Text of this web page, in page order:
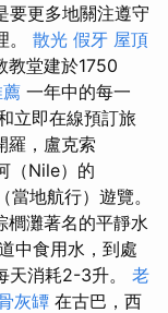
要更多地關注遵守
。 散光 假牙 屋頂
教堂建於1750
一年中的每一
立即在線預訂旅
羅，盧克索
（Nile）的
地航行）遊覽。
櫚灘著名的平靜水
中食用水，到處
天消耗2-3升。 老
灰罈 在古巴，西